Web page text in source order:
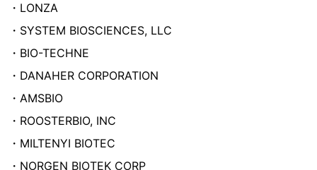
・LONZA
・SYSTEM BIOSCIENCES, LLC
・BIO-TECHNE
・DANAHER CORPORATION
・AMSBIO
・ROOSTERBIO, INC
・MILTENYI BIOTEC
・NORGEN BIOTEK CORP